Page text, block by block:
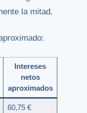
la mitad.
Intereses
netos
aproximados
60,75 €